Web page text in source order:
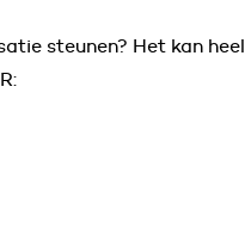
steunen? Het kan heel